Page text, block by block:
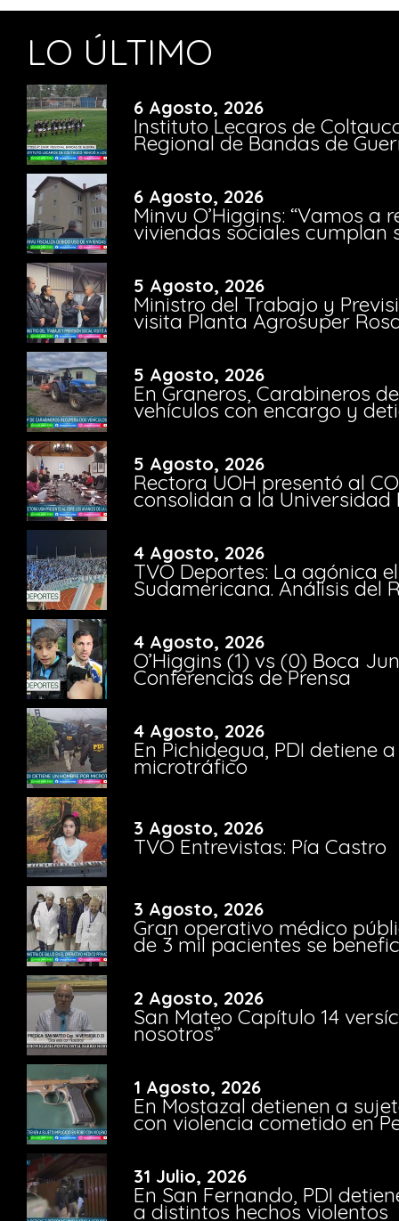
LO ÚLTIMO
6 Agosto, 2026
Instituto Lecaros de
Regional de Bandas de
6 Agosto, 2026
Minvu O’Higgins: “Vamos a
viviendas sociales cumplan
5 Agosto, 2026
Ministro del Trabajo y
visita Planta Agrosuper
5 Agosto, 2026
En Graneros, Carabineros
vehículos con encargo y
5 Agosto, 2026
Rectora UOH presentó al
consolidan a la Universidad
4 Agosto, 2026
TVO Deportes: La agónica
Sudamericana. Análisis del
4 Agosto, 2026
O’Higgins (1) vs (0) Boca
Conferencias de Prensa
4 Agosto, 2026
En Pichidegua, PDI detiene
microtráfico
3 Agosto, 2026
TVO Entrevistas: Pía Castro
3 Agosto, 2026
Gran operativo médico
de 3 mil pacientes se
2 Agosto, 2026
San Mateo Capítulo 14
nosotros”
1 Agosto, 2026
En Mostazal detienen a
con violencia cometido en
31 Julio, 2026
En San Fernando, PDI
a distintos hechos violentos